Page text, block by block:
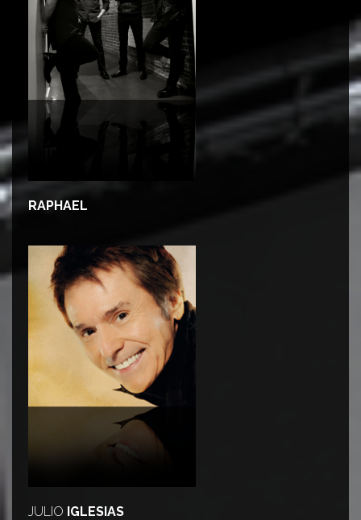
RAPHAEL
JULIO IGLESIAS